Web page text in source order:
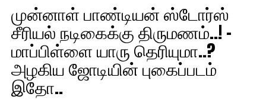
முன்னாள் பாண்டியன் ஸ்டோர்ஸ்
சீரியல் நடிகைக்கு திருமணம்..! –
மாப்பிள்ளை யாரு தெரியுமா..?
அழகிய ஜோடியின் புகைப்படம்
இதோ..